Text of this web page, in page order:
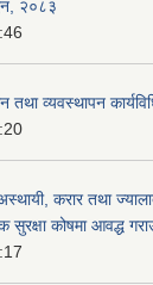
२०८३
तथा व्यवस्थापन
करार तथा
सुरक्षा कोषमा आवद्ध